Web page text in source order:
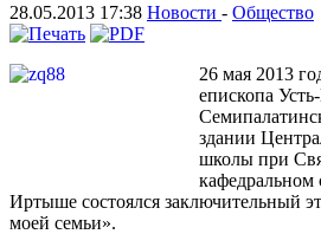
28.05.2013 17:38 Новости - Общество
26 мая 2013
епископа
здании
школы при
кафедральном
Иртыше состоялся заключительный
моей семьи».